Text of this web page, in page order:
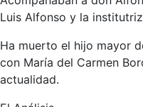
Luis Alfonso y la
Ha muerto el hijo mayor
con María del Carmen
actualidad.